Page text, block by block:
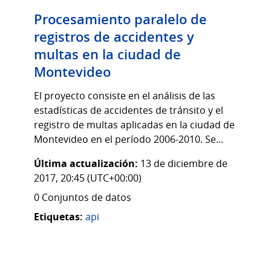
Procesamiento paralelo de
registros de accidentes y
multas en la ciudad de
Montevideo
El proyecto consiste en el análisis de las
estadísticas de accidentes de tránsito y el
registro de multas aplicadas en la ciudad de
Montevideo en el período 2006-2010. Se...
Última actualización: 13 de diciembre de
2017, 20:45 (UTC+00:00)
0 Conjuntos de datos
Etiquetas: api